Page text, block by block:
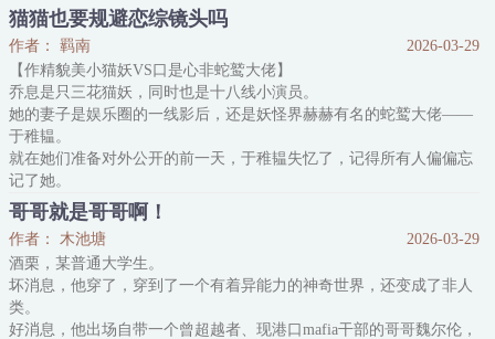
而丰城重案组谢重阳表示，此人就是个聪明绝顶但喜欢装神弄鬼的神
棍，虽然没什么坏心，但他们重案组和封建迷信势不两立，希望广大
市民相信警察，不要上当受骗。
此事传到另一位当事人崔人往耳朵里，第二天丰城重案组就收到了面
崭新的锦旗，上书三
猫猫也要规避恋综镜头吗
作者： 羁南
2026-03-29
【作精貌美小猫妖VS口是心非蛇鹫大佬】
乔息是只三花猫妖，同时也是十八线小演员。
她的妻子是娱乐圈的一线影后，还是妖怪界赫赫有名的蛇鹫大佬——
于稚韫。
就在她们准备对外公开的前一天，于稚韫失忆了，记得所有人偏偏忘
记了她。
乔息赶到病房的时候只对上一双冷漠的眼眸，再无之前的温柔和眷
恋，她听见于稚韫说：“我对你不感兴趣，我们可以离婚。”
还不等乔息悲伤，就被于稚韫打包送进了恋综充当炮灰。
直到开拍当天乔息才知道于稚韫成为了恋综观察员，无数观众涌进直
播间，只想看看这位影后综艺首秀。
只不过她们发现
哥哥就是哥哥啊！
作者： 木池塘
2026-03-29
酒栗，某普通大学生。
坏消息，他穿了，穿到了一个有着异能力的神奇世界，还变成了非人
类。
好消息，他出场自带一个曾超越者、现港口mafia干部的哥哥魏尔伦，